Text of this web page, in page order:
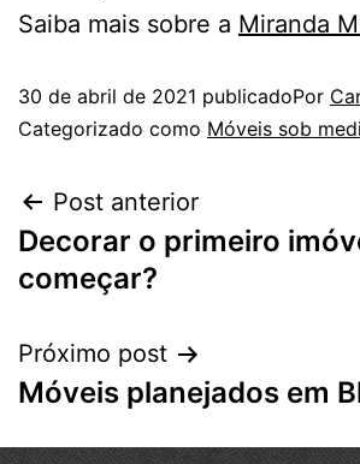
Saiba mais sobre a Miranda
30 de abril de 2021 publicadoPor
Categorizado como Móveis sob
Post anterior
Decorar o primeiro
começar?
Próximo post
Móveis planejados em